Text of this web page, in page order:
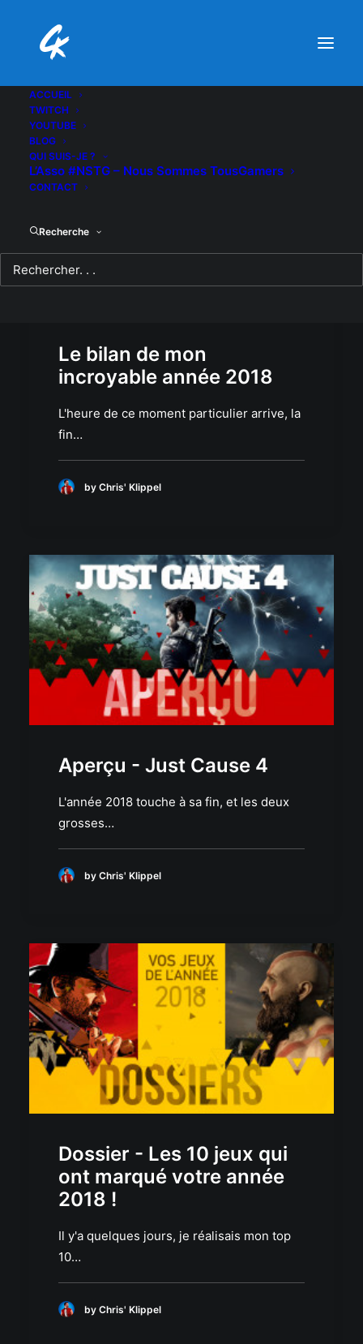
ACCUEIL
TWITCH
YOUTUBE
BLOG
QUI SUIS-JE ?
L’Asso #NSTG – Nous Sommes TousGamers
CONTACT
Recherche
Le bilan de mon
incroyable année 2018
L'heure de ce moment particulier arrive, la
fin…
by Chris' Klippel
Aperçu - Just Cause 4
L'année 2018 touche à sa fin, et les deux
grosses…
by Chris' Klippel
Dossier - Les 10 jeux qui
ont marqué votre année
2018 !
Il y'a quelques jours, je réalisais mon top
10…
by Chris' Klippel